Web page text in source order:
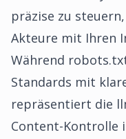
präzise zu
Akteure mit Ihren
Während
Standards mit
repräsentiert die
Content-Kontrolle